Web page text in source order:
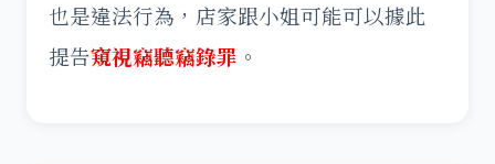
也是違法行為，店家跟小姐可能可以據此
提告窺視竊聽竊錄罪 。